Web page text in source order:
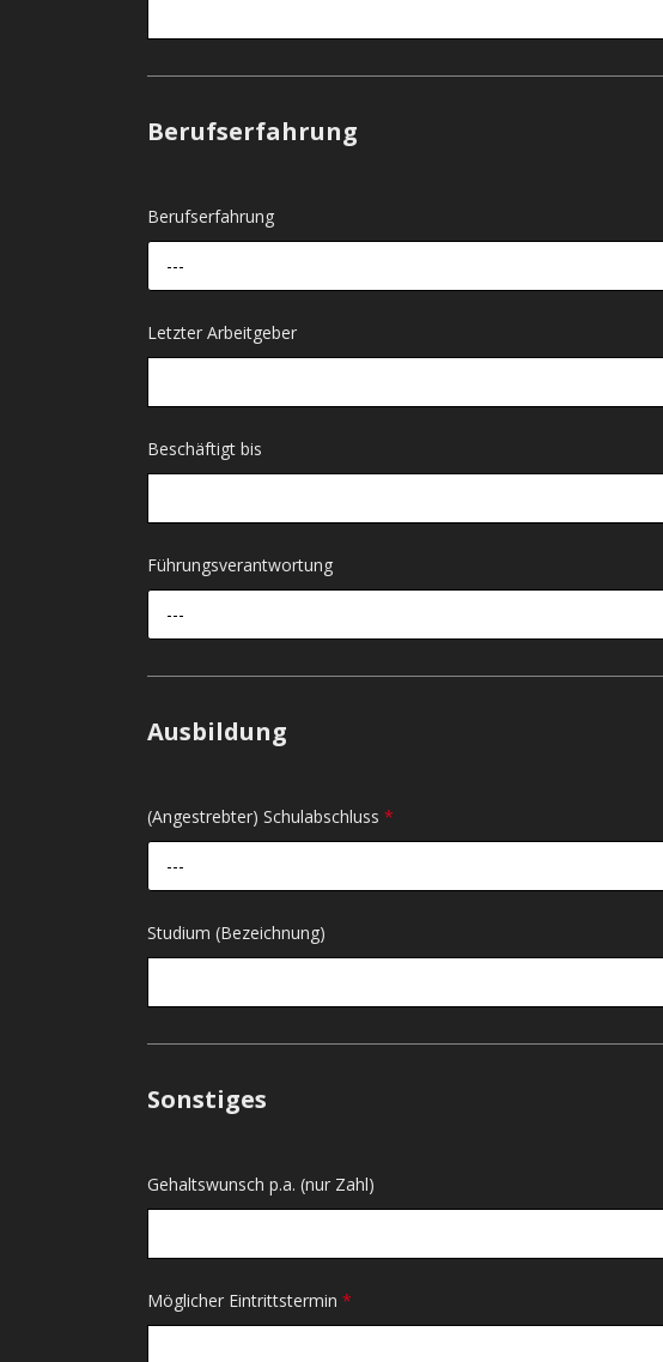
Berufserfahrung
Berufserfahrung
---
Letzter Arbeitgeber
Beschäftigt bis
Führungsverantwortung
---
Ausbildung
(Angestrebter) Schulabschluss *
---
Studium (Bezeichnung)
Sonstiges
Gehaltswunsch p.a. (nur Zahl)
Möglicher Eintrittstermin *